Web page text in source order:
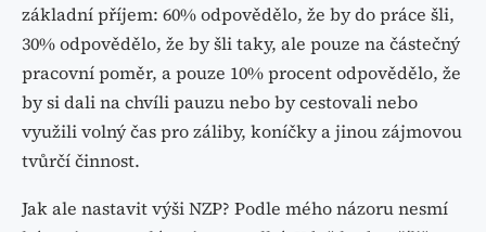
základní příjem: 60% odpovědělo, že by do práce šli,
30% odpovědělo, že by šli taky, ale pouze na částečný
pracovní poměr, a pouze 10% procent odpovědělo, že
by si dali na chvíli pauzu nebo by cestovali nebo
využili volný čas pro záliby, koníčky a jinou zájmovou
tvůrčí činnost.
Jak ale nastavit výši NZP? Podle mého názoru nesmí